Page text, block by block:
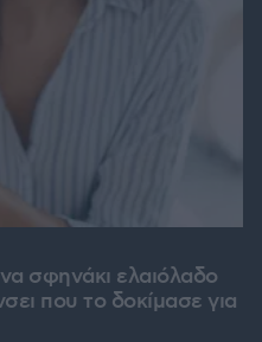
σφηνάκι ελαιόλαδο
που το δοκίμασε για